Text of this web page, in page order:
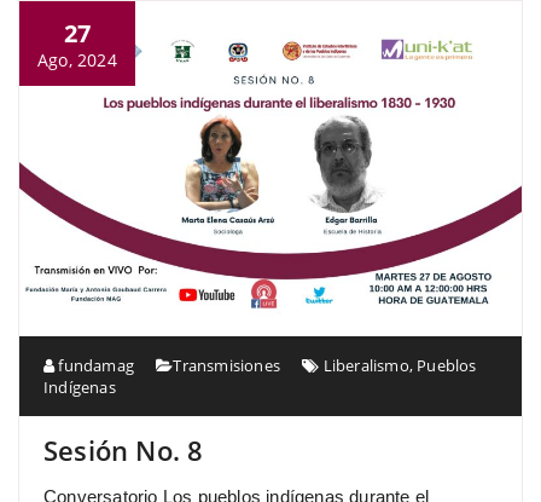
27
Ago, 2024
fundamag Transmisiones Liberalismo, Pueblos
Indígenas
Sesión No. 8
Conversatorio Los pueblos indígenas durante el